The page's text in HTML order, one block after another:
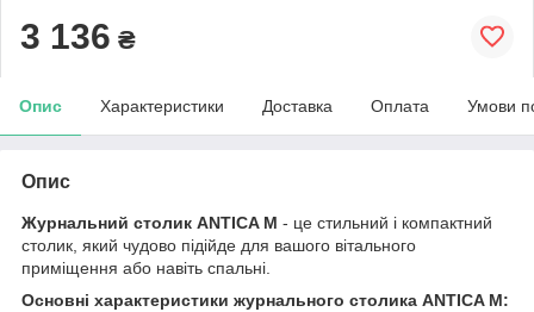
3 136 ₴
Опис Характеристики Доставка Оплата Умови
Опис
Журнальний столик ANTICA M - це стильний і компактний
столик, який чудово підійде для вашого вітального
приміщення або навіть спальні.
Основні характеристики журнального столика ANTICA M: